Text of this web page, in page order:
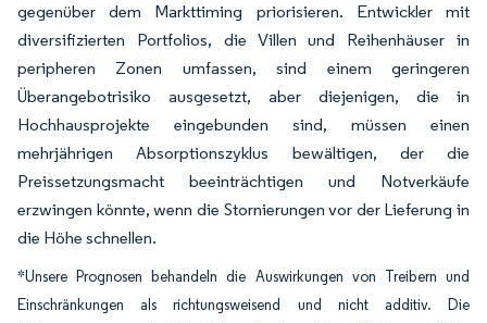
gegenüber dem Markttiming priorisieren. Entwickler mit
diversifizierten Portfolios, die Villen und Reihenhäuser in
peripheren Zonen umfassen, sind einem geringeren
Überangebotrisiko ausgesetzt, aber diejenigen, die in
Hochhausprojekte eingebunden sind, müssen einen
mehrjährigen Absorptionszyklus bewältigen, der die
Preissetzungsmacht beeinträchtigen und Notverkäufe
erzwingen könnte, wenn die Stornierungen vor der Lieferung in
die Höhe schnellen.
*Unsere Prognosen behandeln die Auswirkungen von Treibern und
Einschränkungen als richtungsweisend und nicht additiv. Die